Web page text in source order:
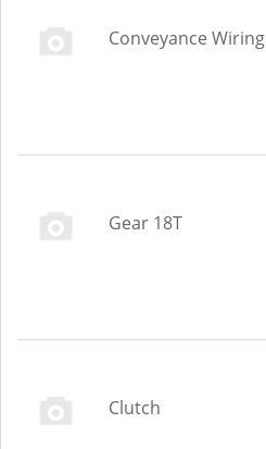
Conveyance Wiring
Gear 18T
Clutch